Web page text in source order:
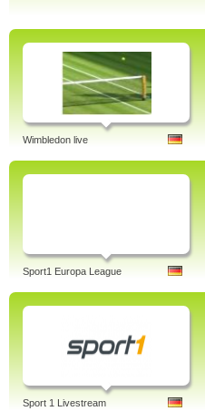
Wimbledon live
Sport1 Europa League
Sport 1 Livestream